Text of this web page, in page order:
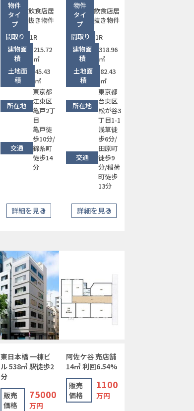
物件
タイ
プ
飲食店居
抜き物件
間取り
1R
建物面
積
215.72
㎡
土地面
積
45.43
㎡
所在地
東京都
江東区
亀戸2丁
目
交通
亀戸徒
歩10分/
錦糸町
徒歩14
分
詳細を見る
物件
タイ
プ
飲食店居
抜き物件
間取り
1R
建物面
積
318.96
㎡
土地面
積
82.43
㎡
所在地
東京都
台東区
松が谷3
丁目1-1
交通
浅草徒
歩6分/
田原町
徒歩9
分/稲荷
町徒歩
13分
詳細を見る
東日本橋 一棟ビ
ル 538㎡ 駅徒歩2
分
販売
価格
75000
万円
阿佐ケ谷 売店舗
14㎡ 利回6.54%
販売
価格
1100
万円